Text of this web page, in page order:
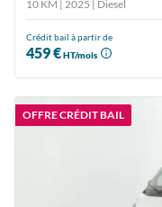
10 KM | 2025 | Diesel
Crédit bail à partir de
459 €HT/mois
OFFRE CRÉDIT BAIL